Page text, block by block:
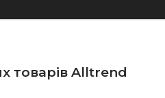
товарів Alltrend